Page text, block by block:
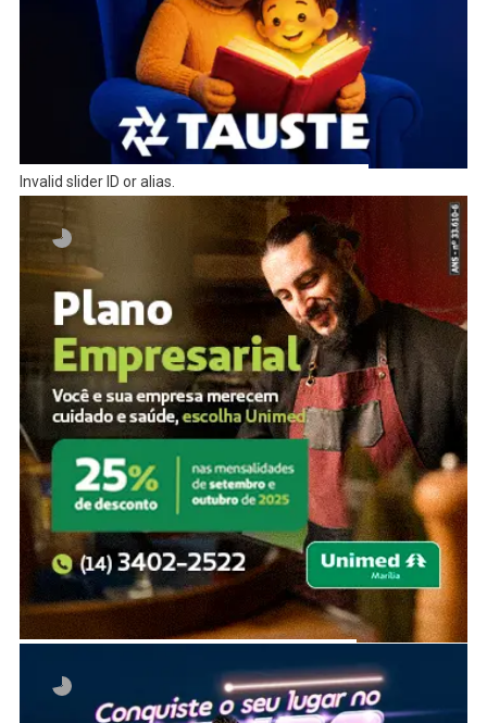
Invalid slider ID or alias.